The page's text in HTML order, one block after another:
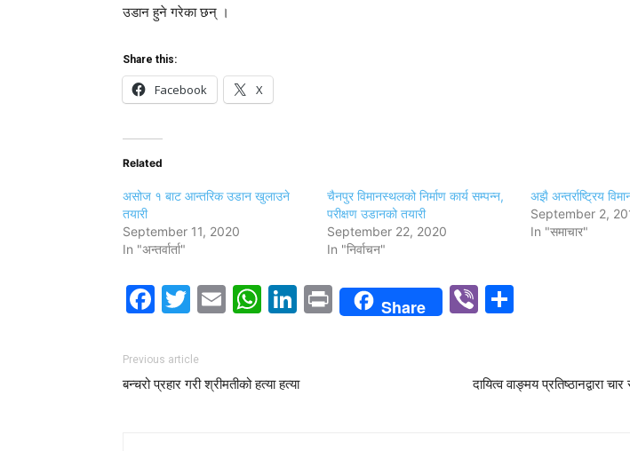
उडान हुने गरेका छन् ।
Share this:
Facebook X
Related
असोज १ बाट आन्तरिक उडान खुलाउने
तयारी
September 11, 2020
In "अन्तर्वार्ता"
चैनपुर विमानस्थलको निर्माण कार्य सम्पन्न,
परीक्षण उडानको तयारी
September 22, 2020
In "निर्वाचन"
अझै अन्तर्राष्ट्रिय
September 2,
In "समाचार"
Facebook
Twitter
EmailWhatsApp
LinkedIn
PrintShare Viber
Previous article
बन्चरो प्रहार गरी श्रीमतीको हत्या हत्या दायित्व वाङ्मय प्रतिष्ठानद्वारा